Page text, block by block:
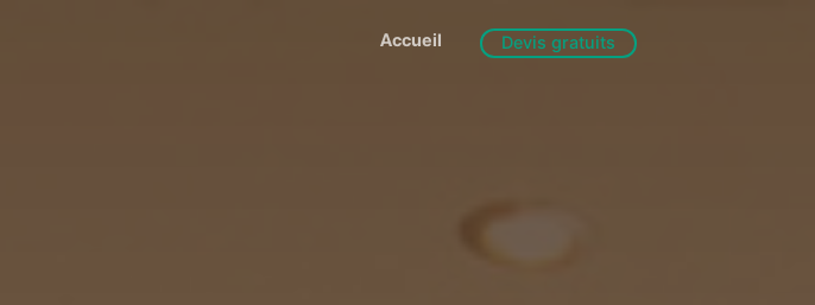
Accueil Devis gratuits